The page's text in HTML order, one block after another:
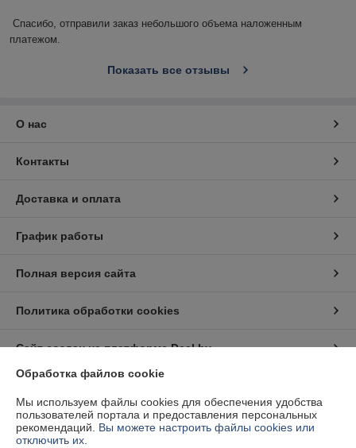
Спасибо, отправили заказ небольшого объема наложенным
платежом.
Показать все отзывы
О нас
Контакты
Доставка и оплата
График работы
Полная версия сайта
Политика обработки cookies
Сайт создан на платформе Deal.by
Информация для покупателя
Юридическое лицо:Частное предприятие "Белэнергодеталь"
220040, г. Минск, ул. Тиражная д. 63, комн. 6
Обработка файлов cookie
Мы используем файлы cookies для обеспечения удобства
пользователей портала и предоставления персональных
рекомендаций. Вы можете настроить файлы cookies или
отключить их.